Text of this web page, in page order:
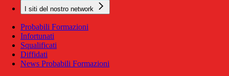
I siti del nostro network
Probabili Formazioni
Infortunati
Squalificati
Diffidati
News Probabili Formazioni